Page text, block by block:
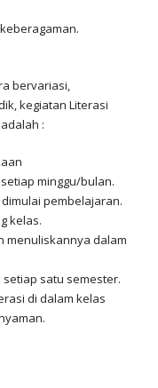
bervariasi,
kegiatan Literasi
:
minggu/bulan.
pembelajaran.
kelas.
menuliskannya dalam
satu semester.
di dalam kelas